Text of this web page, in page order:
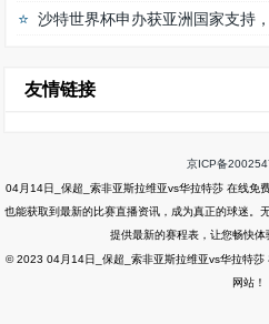
沙特世界杯申办获亚洲国家支持，中
友情链接
京ICP备
04月14日_保超_索非亚斯拉维亚vs华拉特莎 在线免
也能获取到最新的比赛直播资讯，成为真正的球迷。
提供最新的赛程表，让您畅快
© 2023 04月14日_保超_索非亚斯拉维亚vs华拉特莎
网站！